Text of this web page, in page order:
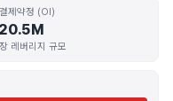
제약정 (OI)
레버리지 규모